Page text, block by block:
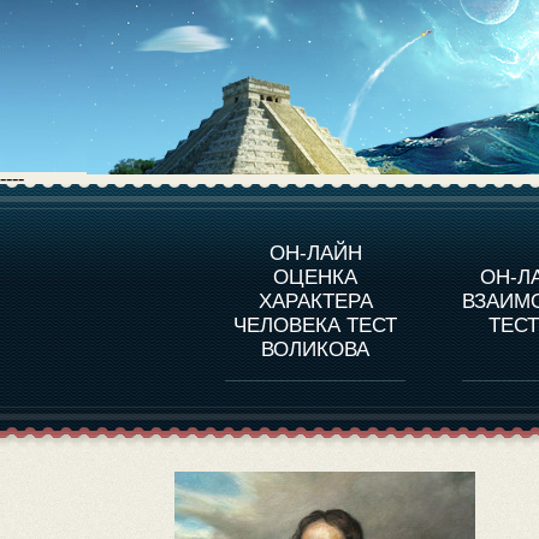
----
ОН-ЛАЙН
ОЦЕНКА
ХАРАКТЕРА
ЧЕЛОВЕКА ТЕСТ
ВОЛИКОВА
ОН-
О ПРОГРАММЕ
ОЦЕНКА ХАРАКТЕРA
ЧЕЛОВЕКА
ОЦЕНКА ХАРАКТЕРА
ВЫДАЮЩИХСЯ
ЛИЧНОСТЕЙ